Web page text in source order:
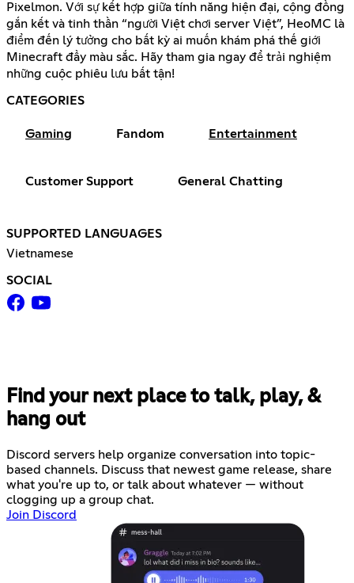
Pixelmon. Với sự kết hợp giữa tính năng hiện đại, cộng đồng
gắn kết và tinh thần “người Việt chơi server Việt”, HeoMC là
điểm đến lý tưởng cho bất kỳ ai muốn khám phá thế giới
Minecraft đầy màu sắc. Hãy tham gia ngay để trải nghiệm
những cuộc phiêu lưu bất tận!
CATEGORIES
Gaming Fandom Entertainment
Customer Support General Chatting
SUPPORTED LANGUAGES
Vietnamese
SOCIAL
Find your next place to talk, play, &
hang out
Discord servers help organize conversation into topic-
based channels. Discuss that newest game release, share
what you're up to, or talk about whatever — without
clogging up a group chat.
Join Discord